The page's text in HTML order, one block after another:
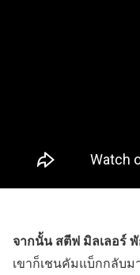
จากนั้น สตีฟ มิลเลอร์
เขาก็เชนคัมแบ็กกลับม